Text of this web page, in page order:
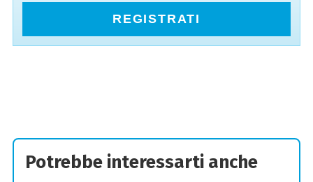
REGISTRATI
Potrebbe interessarti anche